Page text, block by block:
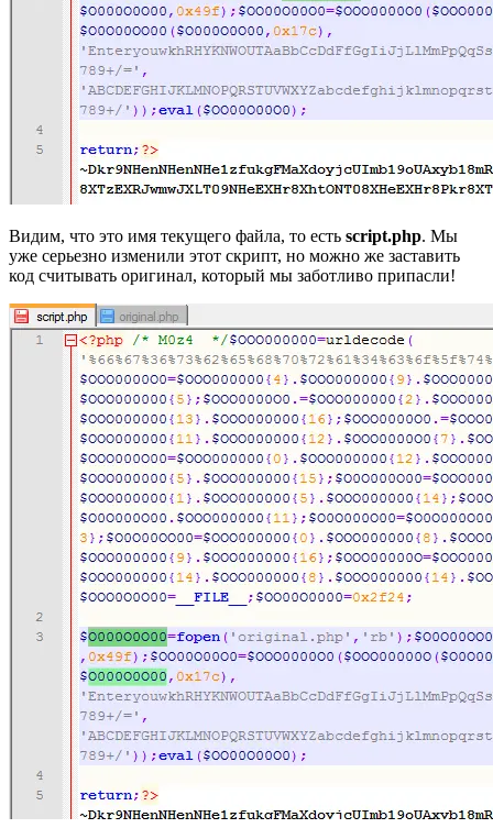
Видим, что это имя текущего файла, то есть script.php. Мы
уже серьезно изменили этот скрипт, но можно же заставить
код считывать оригинал, который мы заботливо припасли!